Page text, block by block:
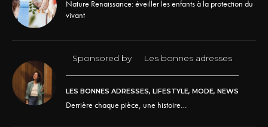
Nature Renaissance: éveiller les enfants à la protection du
vivant
Sponsored by Les bonnes adresses
LES BONNES ADRESSES, LIFESTYLE, MODE, NEWS
Derrière chaque pièce, une histoire…